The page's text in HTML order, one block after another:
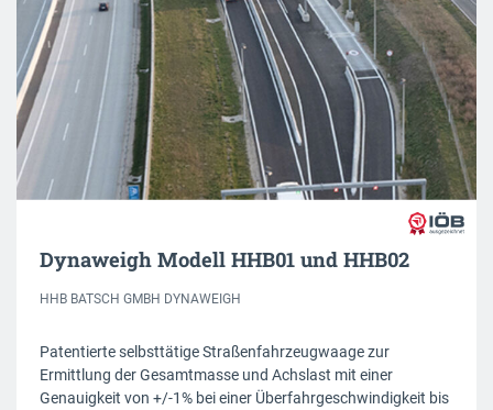
Dynaweigh Modell HHB01 und HHB02
HHB BATSCH GMBH DYNAWEIGH
Patentierte selbsttätige Straßenfahrzeugwaage zur
Ermittlung der Gesamtmasse und Achslast mit einer
Genauigkeit von +/-1% bei einer Überfahrgeschwindigkeit bis